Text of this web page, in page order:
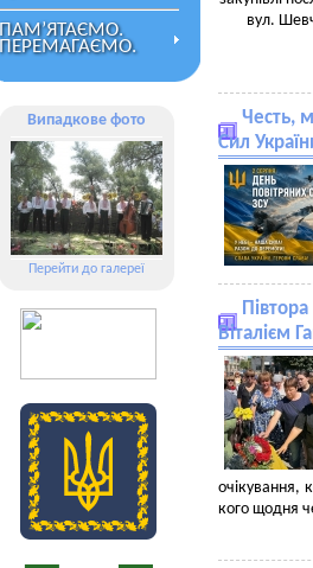
ПАМ’ЯТАЄМО.
ПЕРЕМАГАЄМО.
Випадкове фото
Перейти до галереї
вул.
Честь,
Сил
Віталієм
очікування,
кого щодня